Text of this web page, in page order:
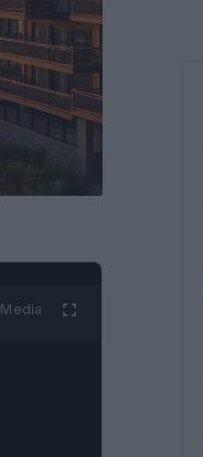
Media